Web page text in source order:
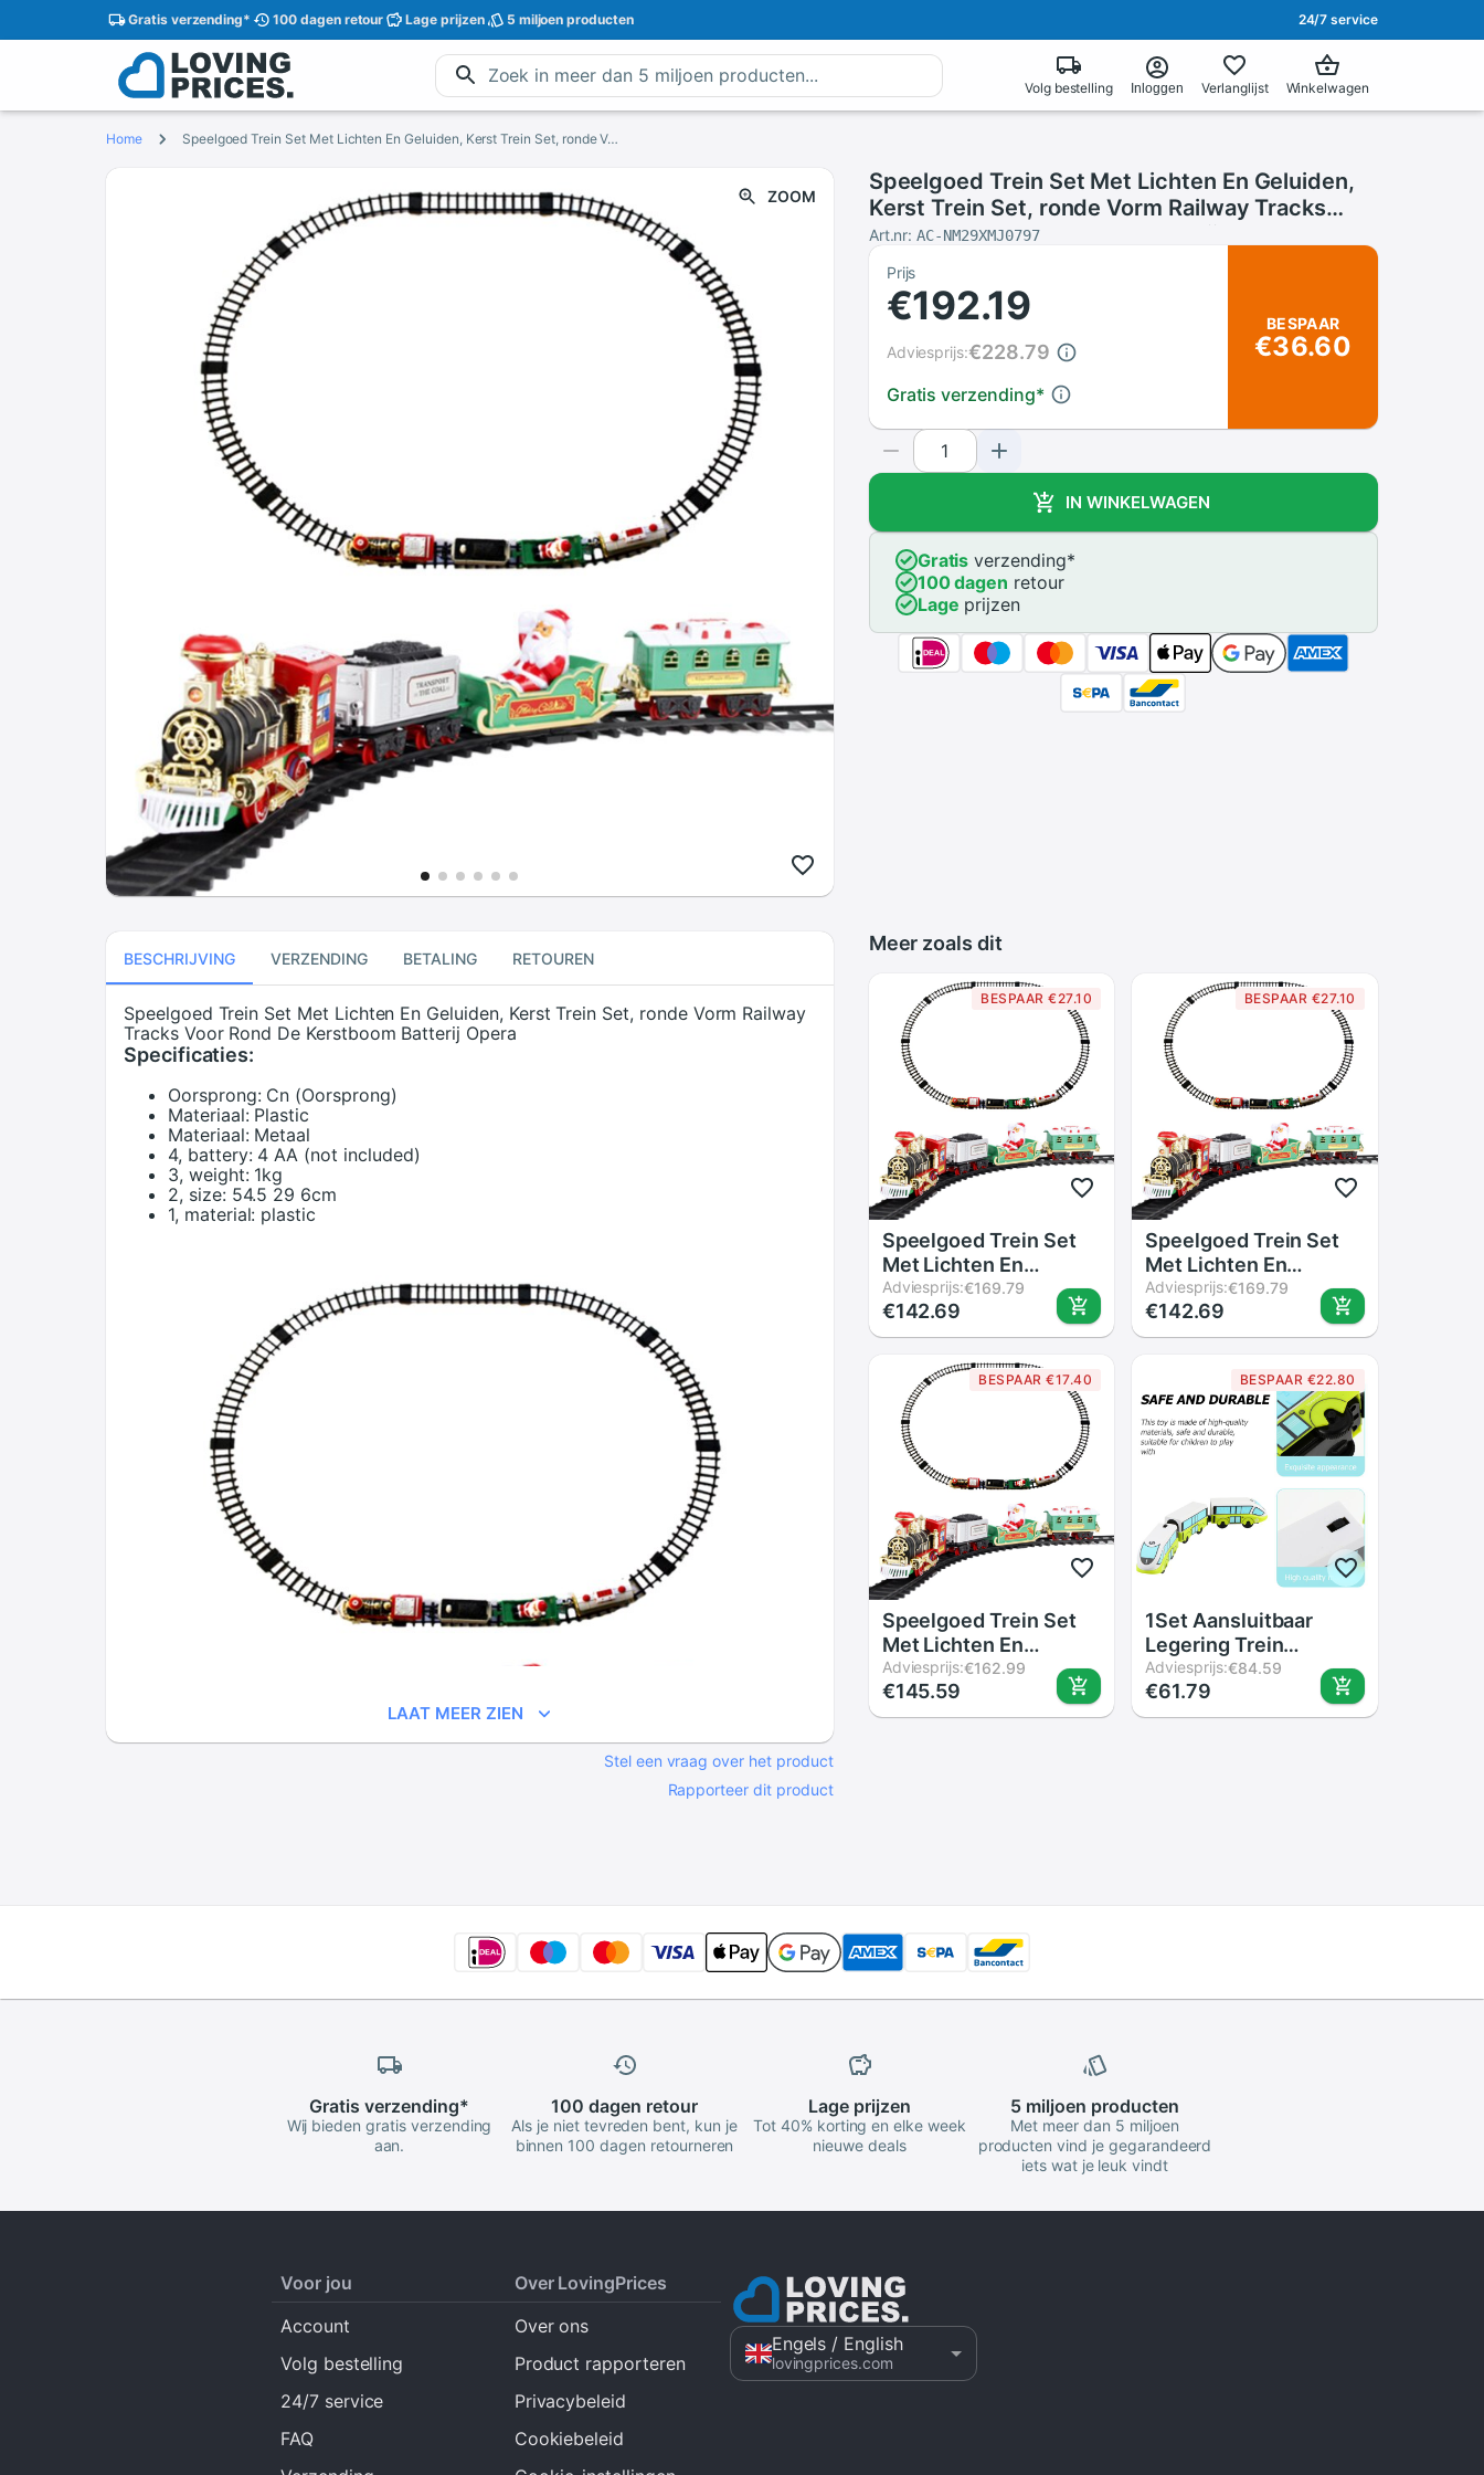
Gratisverzending* 100 dagenretour Lage prijzen 5 miljoen producten 24/7 service
Volg bestelling Inloggen Verlanglijst Winkelwagen
Home Speelgoed Trein Set Met Lichten En Geluiden, Kerst Trein Set, ronde Vorm Railway Tracks Voor Rond De Kerstboom Batterij Opera
ZOOM
Speelgoed Trein Set Met Lichten En Geluiden,
Kerst Trein Set, ronde Vorm Railway Tracks
Voor Rond De Kerstboom Batterij Opera
Art.nr:AC-NM29XMJ0797
Prijs
€192.19
Gratis verzending*
Adviesprijs:€228.79
BESPAAR
€36.60
IN WINKELWAGEN
Gratis verzending*
100 dagen retour
Lage prijzen
BESCHRIJVING VERZENDING BETALING RETOUREN
Speelgoed Trein Set Met Lichten En Geluiden, Kerst Trein Set, ronde Vorm Railway
Tracks Voor Rond De Kerstboom Batterij Opera
Specificaties:
Oorsprong: Cn (Oorsprong)
Materiaal: Plastic
Materiaal: Metaal
4, battery: 4 AA (not included)
3, weight: 1kg
2, size: 54.5 29 6cm
1, material: plastic
LAAT MEER ZIEN
Stel een vraag over het product
Rapporteer dit product
Meer zoals dit
BESPAAR €27.10
Speelgoed Trein Set
Met Lichten En
Geluiden, Kerst Trein
Set, ronde Vorm
Railway Tracks Voor
Rond De Kerstboom
Batterij Opera
Adviesprijs:€169.79
€142.69
BESPAAR €27.10
Speelgoed Trein Set
Met Lichten En
Geluiden, Kerst Trein
Set, ronde Vorm
Railway Tracks Voor
Batterij Opera
Adviesprijs:€169.79
€142.69
BESPAAR €17.40
Speelgoed Trein Set
Met Lichten En
Geluiden, Kerst Trein
Set, ronde Vorm
Railway Tracks Voor
Adviesprijs:€162.99
€145.59
BESPAAR €22.80
1Set Aansluitbaar
Legering Trein
Speelgoed
Magnetische
Elektrische Trein
Adviesprijs:€84.59
€61.79
Gratis verzending*
Wij bieden gratis verzending
aan.
100 dagen retour
Als je niet tevreden bent, kun je
binnen 100 dagen retourneren
Lage prijzen
Tot 40% korting en elke week
nieuwe deals
5 miljoen producten
Met meer dan 5 miljoen
producten vind je gegarandeerd
iets wat je leuk vindt
Voor jou
Account
Volg bestelling
24/7 service
FAQ
Over LovingPrices
Over ons
Product rapporteren
Privacybeleid
Cookiebeleid
Engels / English
lovingprices.com